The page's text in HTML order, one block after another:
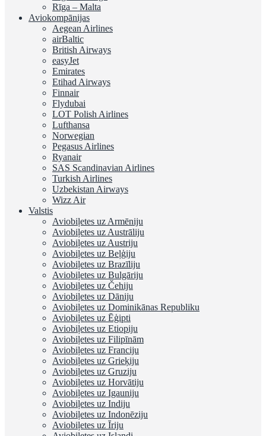
Rīga – Malta
Aviokompānijas
Aegean Airlines
airBaltic
British Airways
easyJet
Emirates
Etihad Airways
Finnair
Flydubai
LOT Polish Airlines
Lufthansa
Norwegian
Pegasus Airlines
Ryanair
SAS Scandinavian Airlines
Turkish Airlines
Uzbekistan Airways
Wizz Air
Valstis
Aviobiļetes uz Armēniju
Aviobiļetes uz Austrāliju
Aviobiļetes uz Austriju
Aviobiļetes uz Beļģiju
Aviobiļetes uz Brazīliju
Aviobiļetes uz Bulgāriju
Aviobiļetes uz Čehiju
Aviobiļetes uz Dāniju
Aviobiļetes uz Dominikānas Republiku
Aviobiļetes uz Ēģipti
Aviobiļetes uz Etiopiju
Aviobiļetes uz Filipīnām
Aviobiļetes uz Franciju
Aviobiļetes uz Grieķiju
Aviobiļetes uz Gruziju
Aviobiļetes uz Horvātiju
Aviobiļetes uz Igauniju
Aviobiļetes uz Indiju
Aviobiļetes uz Indonēziju
Aviobiļetes uz Īriju